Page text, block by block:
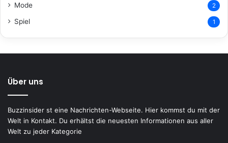
Mode 2
Spiel 1
Über uns
Buzzinsider st eine Nachrichten-Webseite. Hier kommst du mit der
Welt in Kontakt. Du erhältst die neuesten Informationen aus aller
Welt zu jeder Kategorie